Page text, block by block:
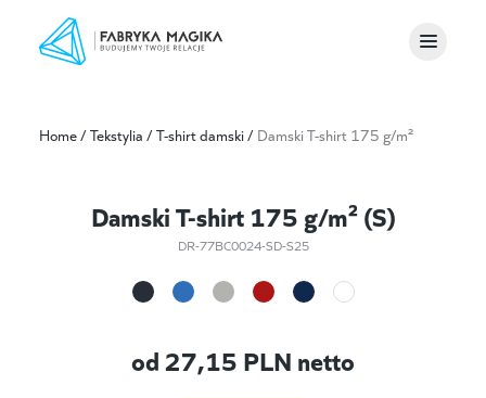
Home/Tekstylia /T-shirt damski/ Damski T-shirt 175 g/m²
Damski T-shirt 175 g/m² (S)
DR-77BC0024-SD-S25
od27,15 PLN netto